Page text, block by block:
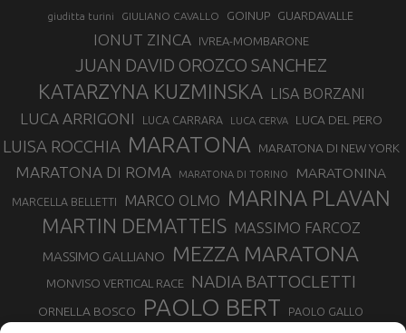
giuditta turini GIULIANO CAVALLO GOINUP GUARDAVALLE
IONUT ZINCA IVREA-MOMBARONE
JUAN DAVID OROZCO SANCHEZ
KATARZYNA KUZMINSKA LISA BORZANI
LUCA ARRIGONI LUCA CARRARA LUCA CERVA LUCA DEL PERO
LUISA ROCCHIA MARATONA MARATONA DI NEW YORK
MARATONA DI ROMA MARATONA DI TORINO MARATONINA
MARCELLA BELLETTI MARCO OLMO MARINA PLAVAN
MARTIN DEMATTEIS MASSIMO FARCOZ
MASSIMO GALLIANO MEZZA MARATONA
MONVISO VERTICAL RACE NADIA BATTOCLETTI
ORNELLA BOSCO PAOLO BERT PAOLO GALLO